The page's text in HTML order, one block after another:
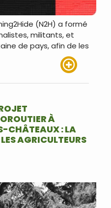
(N2H) a formé
militants, et
de pays, afin de les
À
CHÂTEAUX : LA
AGRICULTEURS